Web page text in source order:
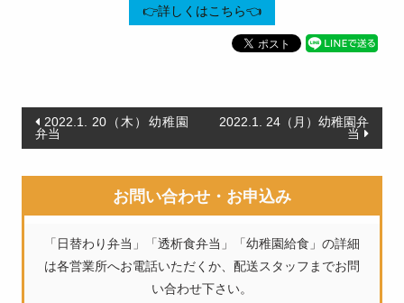
👉詳しくはこちら👈
投
稿
ビ
ゲ
2022.1. 20（木）幼稚園
弁当
2022.1. 24（月）幼稚園弁
当
お問い合わせ・お申込み
「日替わり弁当」「透析食弁当」「幼稚園給食」の詳細
は各営業所へお電話いただくか、配送スタッフまでお問
い合わせ下さい。